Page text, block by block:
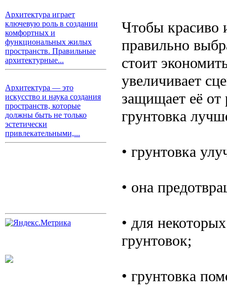
Архитектура играет
ключевую роль в создании
комфортных и
функциональных жилых
пространств. Правильные
архитектурные...
Архитектура — это
искусство и наука создания
пространств, которые
должны быть не только
эстетически
привлекательными,...
Чтобы красиво
правильно
стоит
увеличивает
защищает её от
грунтовка
• грунтовка
• она
• для
грунтовок;
• грунтовка